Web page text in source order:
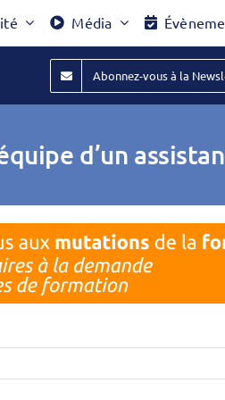
Média
Abonnez-vous à la
d’un